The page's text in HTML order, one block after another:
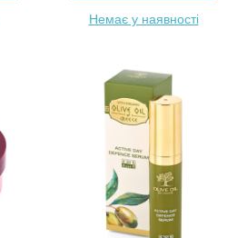
Немає у наявності